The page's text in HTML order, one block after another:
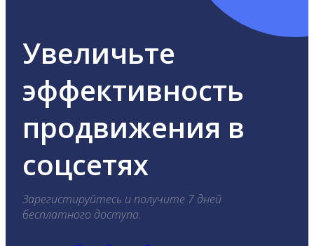
Увеличьте
эффективность
продвижения в
соцсетях
Зарегистируйтесь и получите 7 дней
бесплатного доступа.